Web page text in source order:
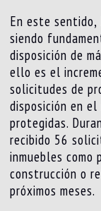
En este
siendo
disposición de
ello es el
solicitudes de
disposición en el
protegidas.
recibido 56
inmuebles como
construcción o
próximos meses.